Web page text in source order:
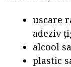
uscare
adeziv
alcool
plastic